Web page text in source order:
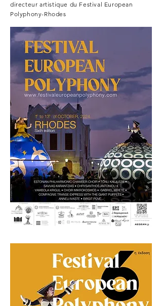
directeur artistique du Festival European
Polyphony-Rhodes